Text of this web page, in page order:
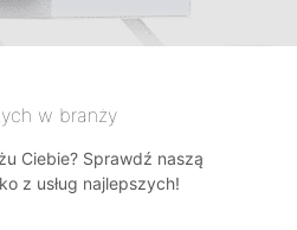
w branży
Ciebie? Sprawdź naszą
z usług najlepszych!